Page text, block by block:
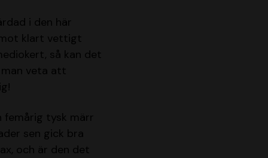
i den här
klart vettigt
så kan det
veta att
femårig tysk märr
sen gick bra
och är den det